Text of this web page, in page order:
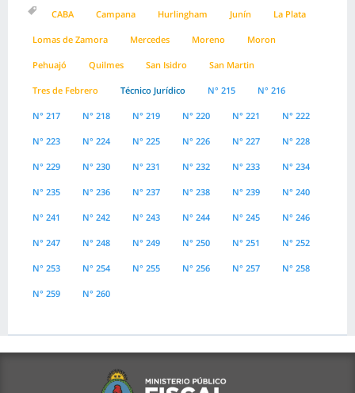
CABA Campana Hurlingham Junín La Plata
Lomas de Zamora Mercedes Moreno Moron
Pehuajó Quilmes San Isidro San Martin
Tres de Febrero Técnico Jurídico N° 215 N° 216
N° 217 N° 218 N° 219 N° 220 N° 221 N° 222
N° 223 N° 224 N° 225 N° 226 N° 227 N° 228
N° 229 N° 230 N° 231 N° 232 N° 233 N° 234
N° 235 N° 236 N° 237 N° 238 N° 239 N° 240
N° 241 N° 242 N° 243 N° 244 N° 245 N° 246
N° 247 N° 248 N° 249 N° 250 N° 251 N° 252
N° 253 N° 254 N° 255 N° 256 N° 257 N° 258
N° 259 N° 260